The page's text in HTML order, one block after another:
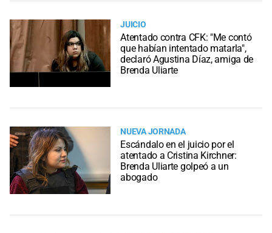
JUICIO
Atentado contra CFK: "Me contó
que habían intentado matarla",
declaró Agustina Díaz, amiga de
Brenda Uliarte
NUEVA JORNADA
Escándalo en el juicio por el
atentado a Cristina Kirchner:
Brenda Uliarte golpeó a un
abogado